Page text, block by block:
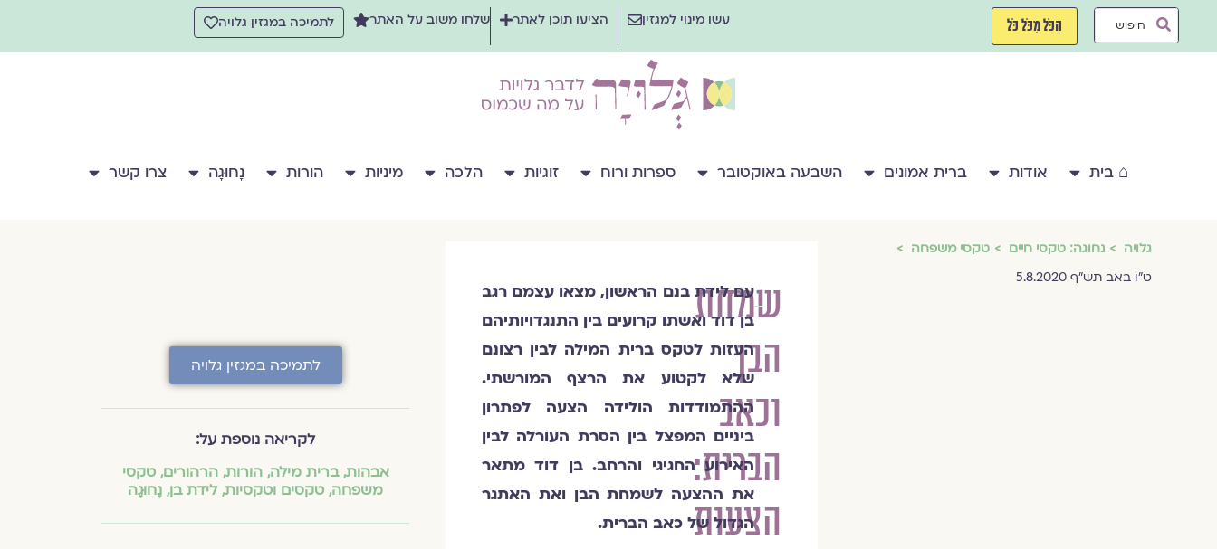
Search
הַכֹּל מִכֹּל כֹּל עשו מינוי למגזין הציעו תוכן לאתר שלחו משוב על האתר לתמיכה במגזין גלויה
⌂ בית אודות ברית אמונים השבעה באוקטובר ספרות ורוח זוגיות הלכה מיניות הורות נָחוּגָה צרו קשר
גלויה נחוגה: טקסי חיים
טקסי משפחה
ט"ו באב תש"ף 5.8.2020
שמחת
הבן
וכאב
הברית:
הצעות
רגב
בן
דוד
עם לידת בנם הראשון, מצאו עצמם רגב
בן דוד ואשתו קרועים בין התנגדויותיהם
העזות לטקס ברית המילה לבין רצונם
שלא לקטוע את הרצף המורשתי.
ההתמודדות הולידה הצעה לפתרון
ביניים המפצל בין הסרת העורלה לבין
האירוע החגיגי והרחב. בן דוד מתאר
את ההצעה לשמחת הבן ואת האתגר
הגדול של כאב הברית.
לתמיכה במגזין גלויה
לקריאה נוספת על:
אבהות,ברית מילה,הורות,הרהורים,טקסי
משפחה, טקסים וטקסיות,לידת בן, נָחוּגָה